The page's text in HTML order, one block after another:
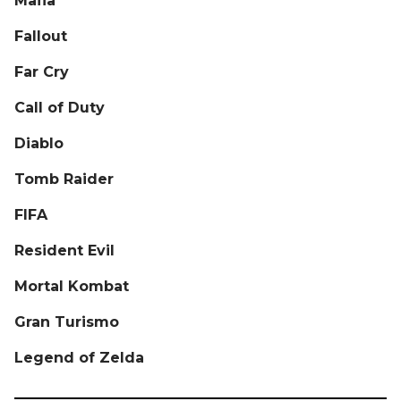
Fallout
Far Cry
Call of Duty
Diablo
Tomb Raider
FIFA
Resident Evil
Mortal Kombat
Gran Turismo
Legend of Zelda